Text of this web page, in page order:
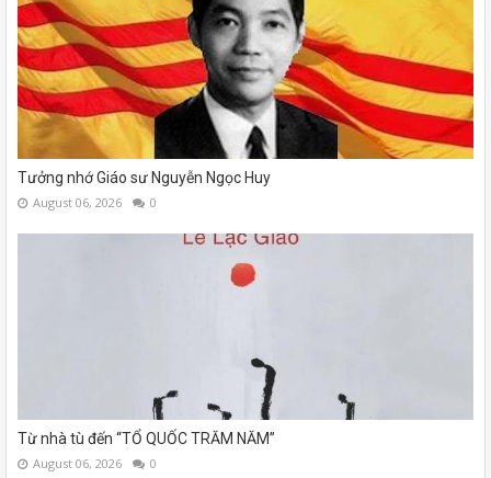
Tưởng nhớ Giáo sư Nguyễn Ngọc Huy
August 06, 2026 0
Từ nhà tù đến “TỔ QUỐC TRĂM NĂM”
August 06, 2026 0